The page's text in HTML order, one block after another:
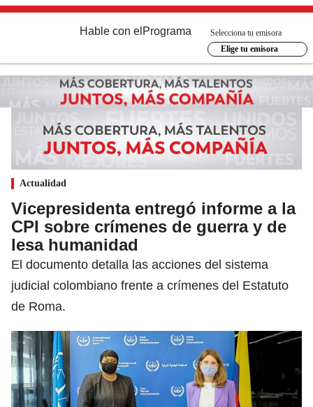
Hable con el Programa
Selecciona tu emisora
Elige tu emisora
Actualidad
Vicepresidenta entregó informe a la
CPI sobre crímenes de guerra y de
lesa humanidad
El documento detalla las acciones del sistema
judicial colombiano frente a crímenes del Estatuto
de Roma.